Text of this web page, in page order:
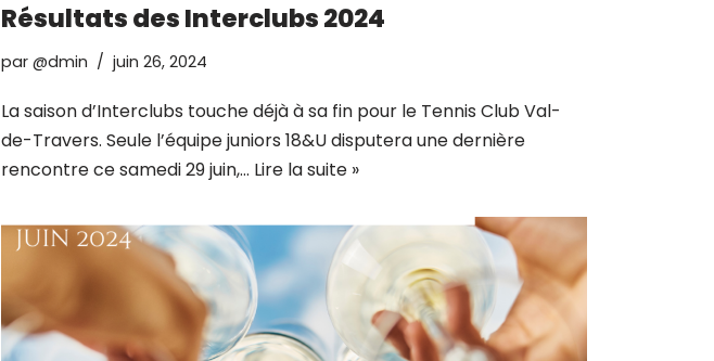
Résultats des Interclubs 2024
par @dmin juin 26, 2024
La saison d’Interclubs touche déjà à sa fin pour le Tennis Club Val-
de-Travers. Seule l’équipe juniors 18&U disputera une dernière
rencontre ce samedi 29 juin,… Lire la suite »